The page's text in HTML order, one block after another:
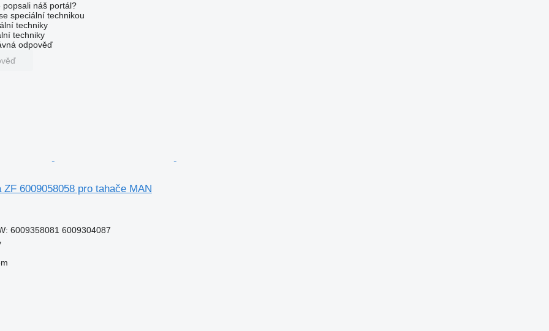
náš portál?
speciální technikou
techniky
techniky
odpověď
6009058058 pro tahače MAN
6009358081 6009304087